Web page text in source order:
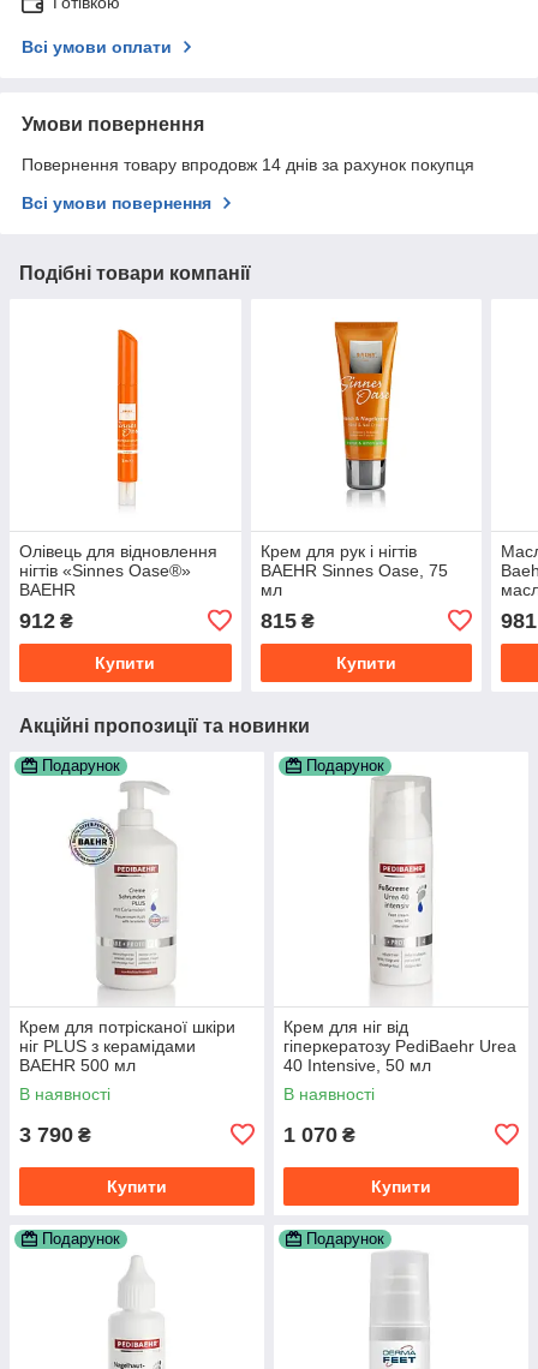
Всі умови оплати
Умови повернення
Повернення товару впродовж 14 днів за рахунок покупця
Всі умови повернення
Подібні товари компанії
Олівець для відновлення
нігтів «Sinnes Oase®»
BAEHR
912 ₴
Купити
Крем для рук і нігтів
BAEHR Sinnes Oase, 75
мл
815₴
Купити
мл
981
Акційні пропозиції та новинки
Подарунок
Крем для потрісканої шкіри
ніг PLUS з керамідами
BAEHR 500 мл
В наявності
3 790 ₴
Купити
Подарунок
Крем для ніг від
гіперкератозу PediBaehr Urea
40 Intensive, 50 мл
В наявності
1 070 ₴
Купити
Подарунок Подарунок